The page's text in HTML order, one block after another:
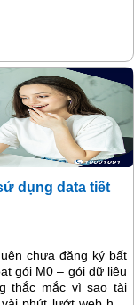
ngày, VinaPhone đã
đã có ngay 6GB,
dụng data tiết
chưa đăng ký bất
gói M0 – gói dữ liệu
thắc mắc vì sao tài